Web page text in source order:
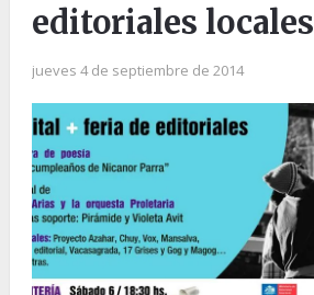
editoriales locales
jueves 4 de septiembre de 2014